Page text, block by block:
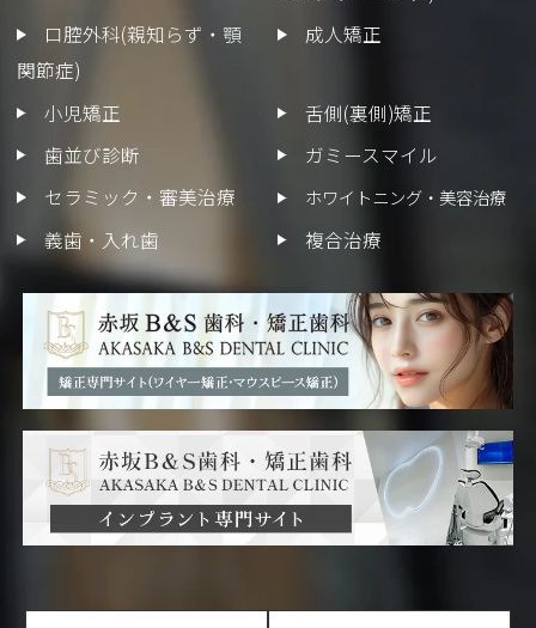
口腔外科(親知らず・顎
関節症)
成人矯正
小児矯正
舌側(裏側)矯正
歯並び診断
ガミースマイル
セラミック・審美治療
ホワイトニング・美容治療
義歯・入れ歯 複合治療